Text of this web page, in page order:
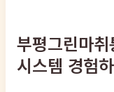
부평그린마
시스템 경험